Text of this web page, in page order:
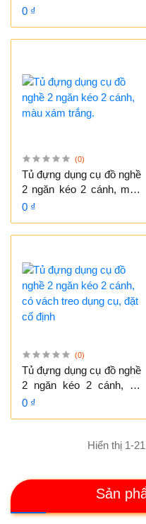
Sản
xanh, đặt cố định.
0 ₫
(0)
Tủ đựng dụng cụ đồ nghề
2 ngăn kéo 2 cánh, màu
xám trắng.
0 ₫
(0)
Tủ đựng dụng cụ đồ nghề
2 ngăn kéo 2 cánh, có
vách treo dụng cụ, đặt cố
0 ₫
Hiển thị 1-